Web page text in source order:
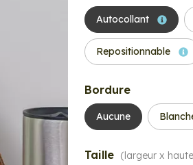
Autocollant
Repositionnable
Bordure
Aucune
Taille (largeur x